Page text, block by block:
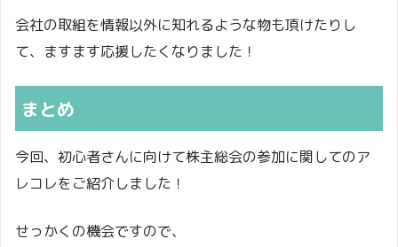
会社の取組を情報以外に知れるような物も頂けたりし
て、ますます応援したくなりました！
まとめ
今回、初心者さんに向けて株主総会の参加に関してのア
レコレをご紹介しました！
せっかくの機会ですので、